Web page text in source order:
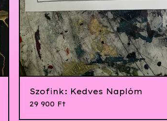
Szofink: Kedves Naplóm
29 900 Ft